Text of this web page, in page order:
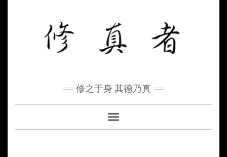
修之于身 其德乃真
Toggle Navigation